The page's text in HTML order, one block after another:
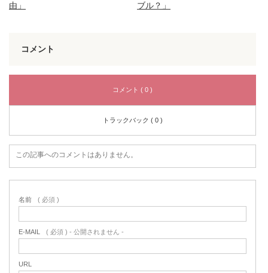
由」
ブル？」
コメント
コメント ( 0 )
トラックバック ( 0 )
この記事へのコメントはありません。
名前 ( 必須 )
E-MAIL ( 必須 ) - 公開されません -
URL